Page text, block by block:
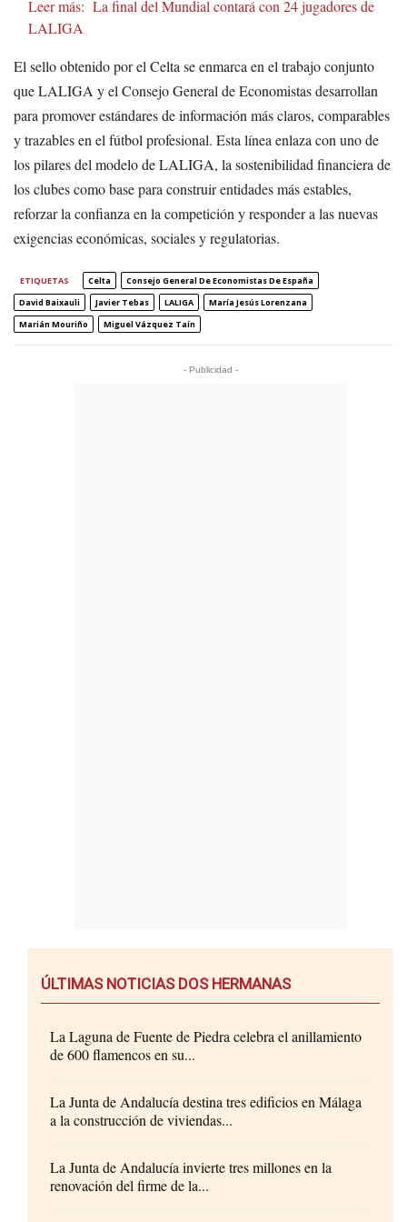
Leer más: La final del Mundial contará con 24 jugadores de
LALIGA
El sello obtenido por el Celta se enmarca en el trabajo conjunto
que LALIGA y el Consejo General de Economistas desarrollan
para promover estándares de información más claros, comparables
y trazables en el fútbol profesional. Esta línea enlaza con uno de
los pilares del modelo de LALIGA, la sostenibilidad financiera de
los clubes como base para construir entidades más estables,
reforzar la confianza en la competición y responder a las nuevas
exigencias económicas, sociales y regulatorias.
ETIQUETAS Celta
Consejo General De Economistas De España
David Baixauli
Javier Tebas LALIGA
María Jesús Lorenzana
Marián Mouriño
Miguel Vázquez Taín
- Publicidad -
ÚLTIMAS NOTICIAS DOS HERMANAS
La Laguna de Fuente de Piedra celebra el anillamiento
de 600 flamencos en su...
La Junta de Andalucía destina tres edificios en Málaga
a la construcción de viviendas...
La Junta de Andalucía invierte tres millones en la
renovación del firme de la...